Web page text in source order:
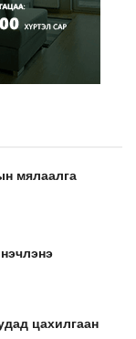
мялаалга
цахилгаан